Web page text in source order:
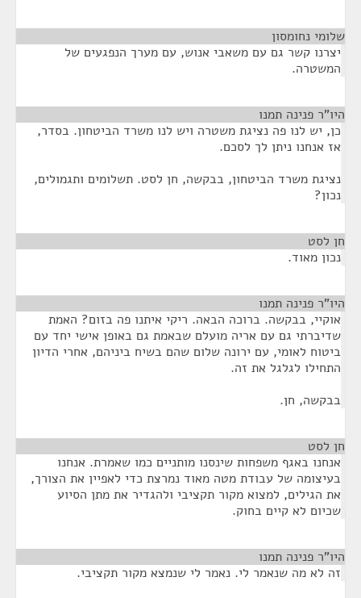
שלומי נחומסון
יצרנו קשר גם עם משאבי אנוש, עם מערך הנפגעים של
המשטרה.
היו"ר פנינה תמנו
כן, יש לנו פה נציגת משטרה ויש לנו משרד הביטחון. בסדר,
אז אנחנו ניתן לך לסכם.
נציגת משרד הביטחון, בבקשה, חן לסט. תשלומים ותגמולים,
נכון?
חן לסט
נכון מאוד.
היו"ר פנינה תמנו
אוקיי, בבקשה. ברוכה הבאה. ריקי איתנו פה בזום? האמת
שדיברתי גם עם אריה מועלם שבאמת גם באופן אישי יחד עם
ביטוח לאומי, עם ירונה שלום שהם בשיח ביניהם, אחרי הדיון
התחילו לגלגל את זה.
בבקשה, חן.
חן לסט
אנחנו באגף משפחות שינסנו מותניים כמו שאמרת. אנחנו
בעיצומה של עבודת מטה מאוד נמרצת כדי לאפיין את הצורך,
את הגילים, למצוא מקור תקציבי ולהגדיר את מתן הסיוע
שכיום לא קיים בחוק.
היו"ר פנינה תמנו
זה לא מה שנאמר לי. נאמר לי שנמצא מקור תקציבי.